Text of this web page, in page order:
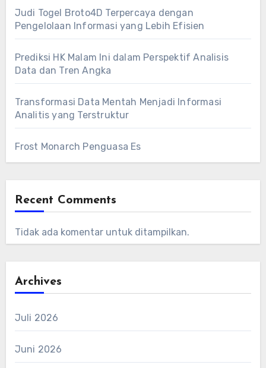
Judi Togel Broto4D Terpercaya dengan
Pengelolaan Informasi yang Lebih Efisien
Prediksi HK Malam Ini dalam Perspektif Analisis
Data dan Tren Angka
Transformasi Data Mentah Menjadi Informasi
Analitis yang Terstruktur
Frost Monarch Penguasa Es
Recent Comments
Tidak ada komentar untuk ditampilkan.
Archives
Juli 2026
Juni 2026